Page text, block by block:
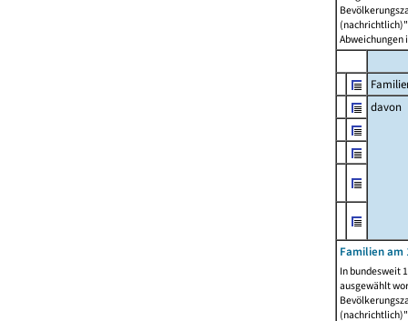
Abweichungen
davon
Familien am
In bundesweit
ausgewählt